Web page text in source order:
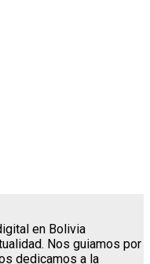
en Bolivia
Nos guiamos por
dedicamos a la